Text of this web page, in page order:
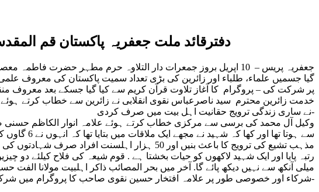
دفترقائد ملت جعفریہ پاکستان قم
جعفریہ پریس – 10 اپریل بروز جمعرات دار التلاوہ حرم مطہر
گیا جسمیں علماء، طلباء اور زائرین کی بڑی تعداد سمیت پاکستان کی معروف
پر شرکت کی – پروگرام کا آغاز تلاوت قرآن کریم سے کیا گیا جسکے بعد معروف
خدمت زائرین محترم سید ناصرعباس نقوی انقلابی نے زائرین سے خطاب کرتے ہوئے
نے ساری زندگی ترویج حقانیت اہل بیت میں صرف کردی-
وکیل آل محمد کی برسی سے مرکزی خطاب کرتے ہوئے علامہ انوار الکاظم
مذہب تشیع کی ترویج کا باعث بنیں اور 50
رتبہ پایا اور ایک شہید لاکھوں کو حیات بخشتا ہے . قوم شیعہ کی فلاح کیلئے
میلی آنکھ سے نہیں دیکھ پائے گا. آخر میں بحر المصائب ذاکر اہلبیت مولانا
شرکاء اور خصوصی طور پر علامہ افتخار حسین نقوی صاحب کا پروگرام میں شرکت کرنے پر شکریہ ادا کیااور اعلان کیا که آئنده انشاءالله تمام شہداء ملت جعفریہ کی برسیوں کاسلسلہ رہے گا-